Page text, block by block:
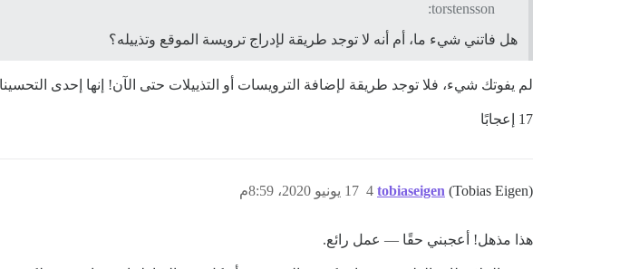
torstensson:
هل فاتني شيء ما، أم أنه لا توجد طريقة لإدراج ترويسة الموقع وتذييله؟
لم يفوتك شيء، فلا توجد طريقة لإضافة الترويسات أو التذييلات حتى الآن! إنها إحدى
17 إعجابًا
tobiaseigen (Tobias Eigen) 17 يونيو 2020، 8:59م 4
هذا مذهل! أعجبني حقًا — عمل رائع.